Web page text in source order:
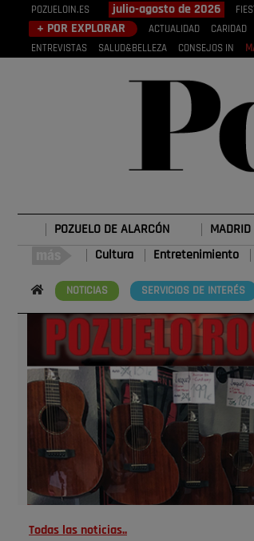
POZUELOIN.ES julio-agosto de 2026
+ POR EXPLORAR ACTUALIDAD CARIDAD
ENTREVISTAS
SALUD&BELLEZA CONSEJOS IN
POZUELO DE ALARCÓN MADRID
Cultura Entretenimiento
NOTICIAS SERVICIOS DE INTERÉS
Todas las noticias..